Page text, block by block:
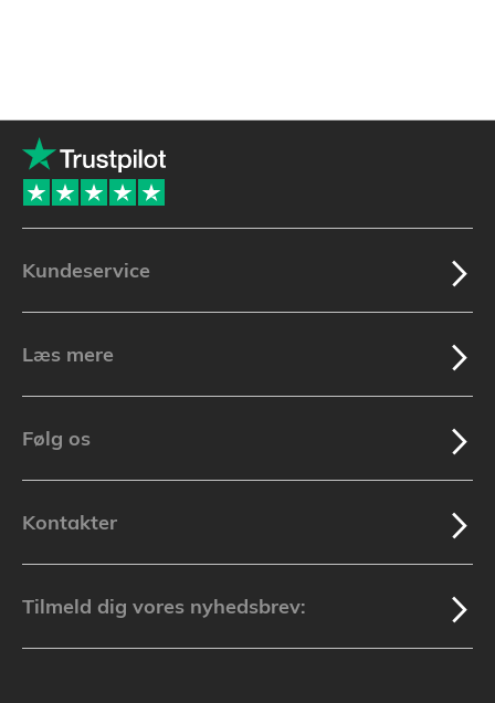
Kundeservice
Læs mere
Følg os
Kontakter
Tilmeld dig vores nyhedsbrev: